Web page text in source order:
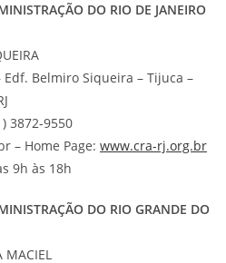
DO RIO DE JANEIRO
Edf. Belmiro Siqueira – Tijuca –
3872-9550
– Home Page: www.cra-rj.org.br
9h às 18h
DO RIO GRANDE DO
MACIEL